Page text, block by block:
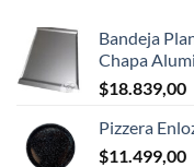
Bandeja
Chapa
$18.839,00
Pizzera
$11.499,00